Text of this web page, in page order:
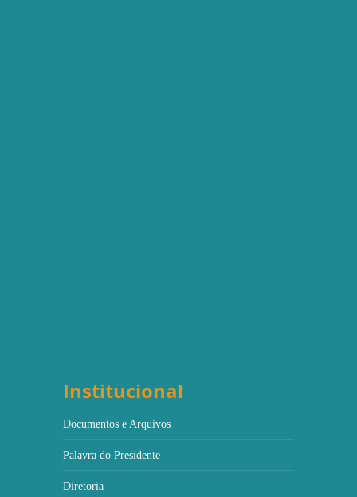
Institucional
Documentos e Arquivos
Palavra do Presidente
Diretoria